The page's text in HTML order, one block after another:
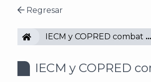
Regresar
IECMIECM y COPRED
IECM y COPRED